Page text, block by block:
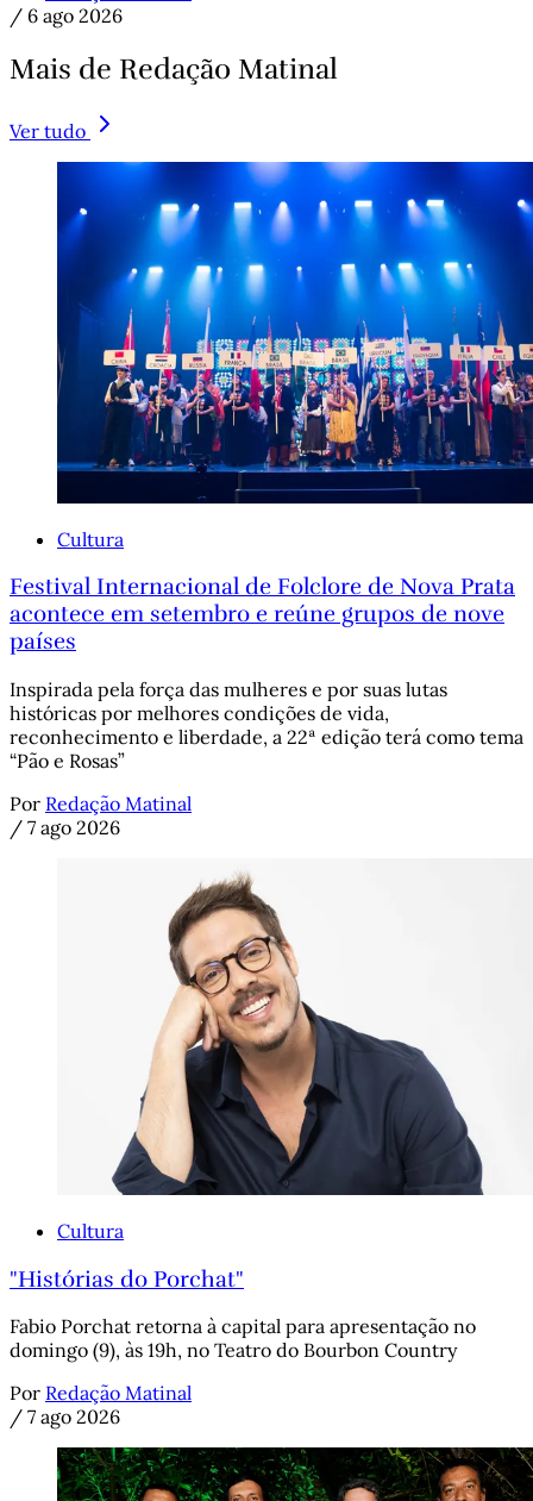
/ 6 ago 2026
Mais de Redação Matinal
Ver tudo
Cultura
Festival Internacional de Folclore de Nova Prata
acontece em setembro e reúne grupos de nove
países
Inspirada pela força das mulheres e por suas lutas
históricas por melhores condições de vida,
reconhecimento e liberdade, a 22ª edição terá como tema
“Pão e Rosas”
Por Redação Matinal
/ 7 ago 2026
Cultura
"Histórias do Porchat"
Fabio Porchat retorna à capital para apresentação no
domingo (9), às 19h, no Teatro do Bourbon Country
Por Redação Matinal
/ 7 ago 2026